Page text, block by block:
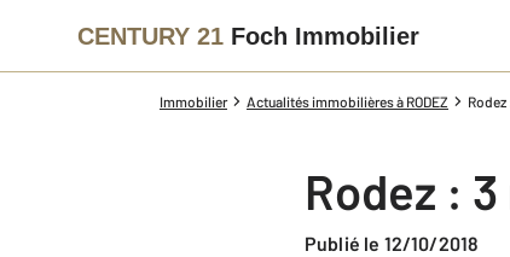
CENTURY 21 Foch Immobilier
Immobilier Actualités immobilières à RODEZ
Rodez :
Publié le 12/10/2018